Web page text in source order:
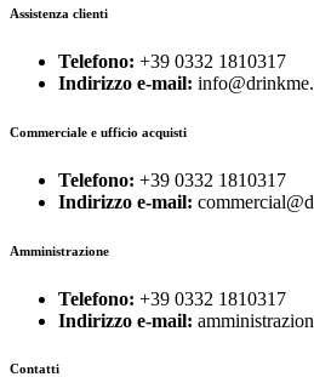
Assistenza clienti
Telefono: +39 0332 1810317
Indirizzo e-mail:
Commerciale e ufficio acquisti
Telefono: +39 0332 1810317
Indirizzo e-mail:
Amministrazione
Telefono: +39 0332 1810317
Indirizzo e-mail:
Contatti